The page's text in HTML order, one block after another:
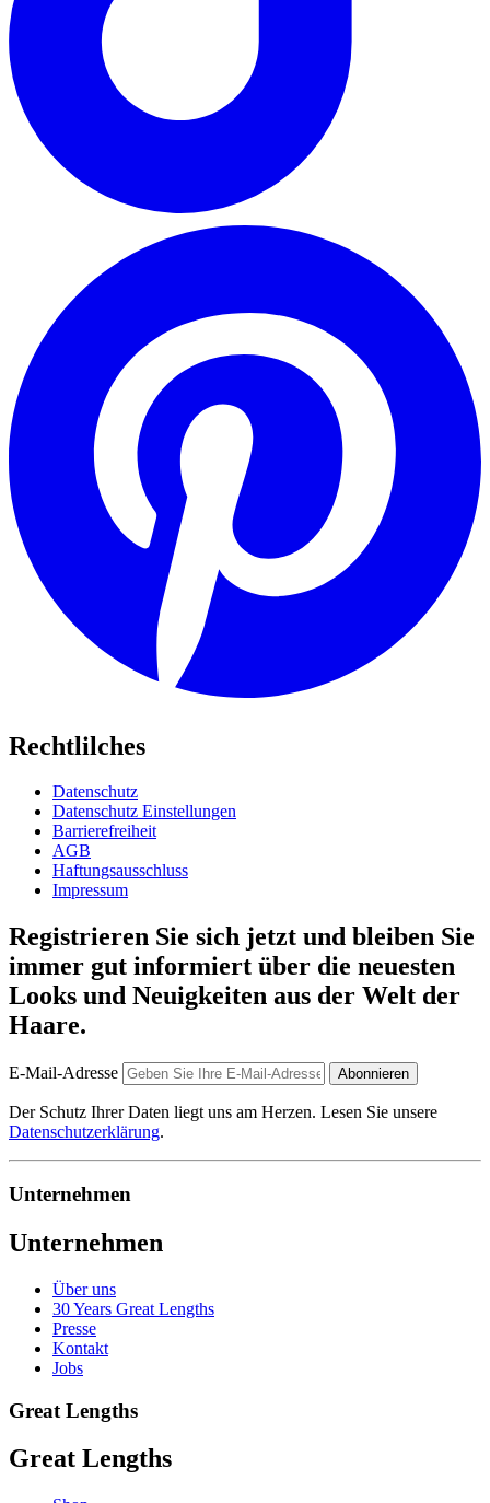
Rechtlilches
Datenschutz
Datenschutz Einstellungen
Barrierefreiheit
AGB
Haftungsausschluss
Impressum
Registrieren Sie sich jetzt und bleiben Sie
immer gut informiert über die neuesten
Looks und Neuigkeiten aus der Welt der
Haare.
E-Mail-Adresse Abonnieren
Der Schutz Ihrer Daten liegt uns am Herzen. Lesen Sie unsere
Datenschutzerklärung.
Unternehmen
Unternehmen
Über uns
30 Years Great Lengths
Presse
Kontakt
Jobs
Great Lengths
Great Lengths